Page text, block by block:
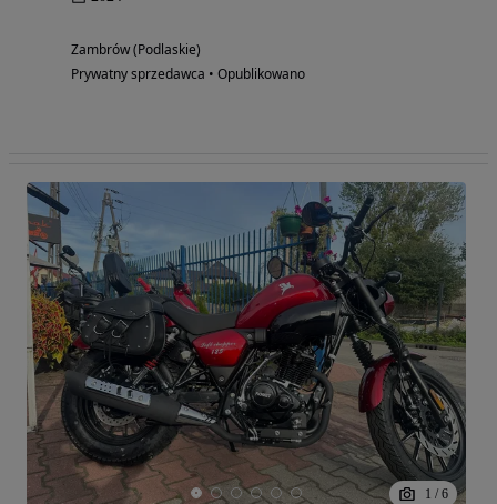
Zambrów (Podlaskie)
Prywatny sprzedawca • Opublikowano
1 / 6